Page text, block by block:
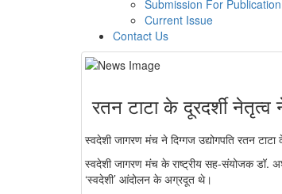
Submission For Publication
Current Issue
Contact Us
रतन टाटा के दूरदर्शी नेतृत्व
स्वदेशी जागरण मंच ने दिग्गज उद्योगपति रतन
स्वदेशी जागरण मंच के राष्ट्रीय सह-संयोजक डॉ.
‘स्वदेशी’ आंदोलन के अग्रदूत थे।